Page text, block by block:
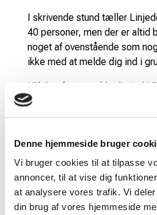
Denne hjemmeside bruger
Vi bruger cookies til at tilpasse
annoncer, til at vise dig
at analysere vores trafik. Vi
din brug af vores hjemmeside
I skrivende stund tæller
40 personer, men der er altid
noget af ovenstående som
ikke med at melde dig ind i
Klik her for at melde dig ind i
Linjedommergruppe
Som linjedommer får
Allerede